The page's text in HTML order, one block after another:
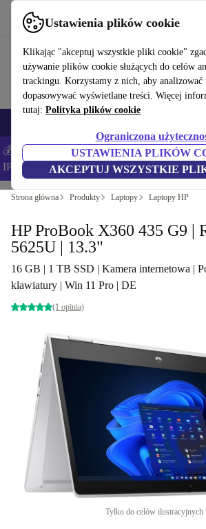
Ustawienia plików cookie
Klikając "akceptuj wszystkie pliki cookie"
używanie plików cookie służących do celów
trackingu. Korzystamy z nich, aby analizować
dopasowywać wyświetlane treści. Więcej
tutaj: Polityka plików cookie
Ograniczona
USTAWIENIA PLIKÓW
AKCEPTUJ WSZYSTKIE
Korzystaj z refurbed szybko i łatwo
💰Zaoszczędź DODATKOWE 5% na
IPHONEDEAL –Regulamin
Strona główna Produkty Laptopy Laptopy HP
HP ProBook X360 435 G9 |
5625U | 13.3"
16 GB | 1 TB SSD | Kamera internetowa |
klawiatury | Win 11 Pro | DE
(1 opinia)
Tylko do celów ilustracyjnych